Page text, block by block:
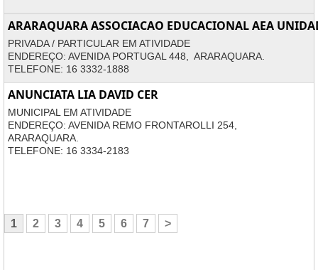
ARARAQUARA ASSOCIACAO EDUCACIONAL AEA
PRIVADA / PARTICULAR EM ATIVIDADE
ENDEREÇO: AVENIDA PORTUGAL 448, ARARAQUARA.
TELEFONE: 16 3332-1888
ANUNCIATA LIA DAVID CER
MUNICIPAL EM ATIVIDADE
ENDEREÇO: AVENIDA REMO FRONTAROLLI 254,
ARARAQUARA.
TELEFONE: 16 3334-2183
1 2 3 4 5 6 7 >